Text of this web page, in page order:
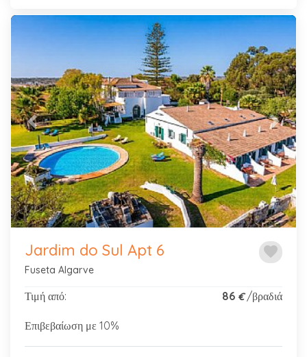
Previous Next
favorite
Jardim do Sul Apt 6
Fuseta Algarve
Τιμή από: 86 €/βραδιά
Επιβεβαίωση με 10%